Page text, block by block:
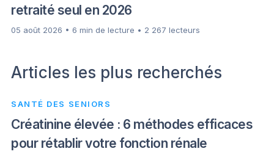
retraité seul en 2026
05 août 2026 • 6 min de lecture • 2 267 lecteurs
Articles les plus recherchés
SANTÉ DES SENIORS
Créatinine élevée : 6 méthodes efficaces
pour rétablir votre fonction rénale